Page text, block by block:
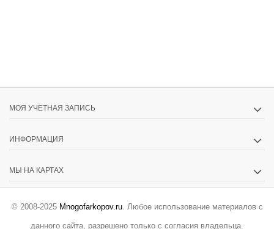
МОЯ УЧЕТНАЯ ЗАПИСЬ
ИНФОРМАЦИЯ
МЫ НА КАРТАХ
© 2008-2025 Mnogofarkopov.ru. Любое использование материалов с
данного сайта, разрешено только с согласия владельца.